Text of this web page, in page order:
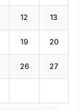
12 13
19 20
26 27